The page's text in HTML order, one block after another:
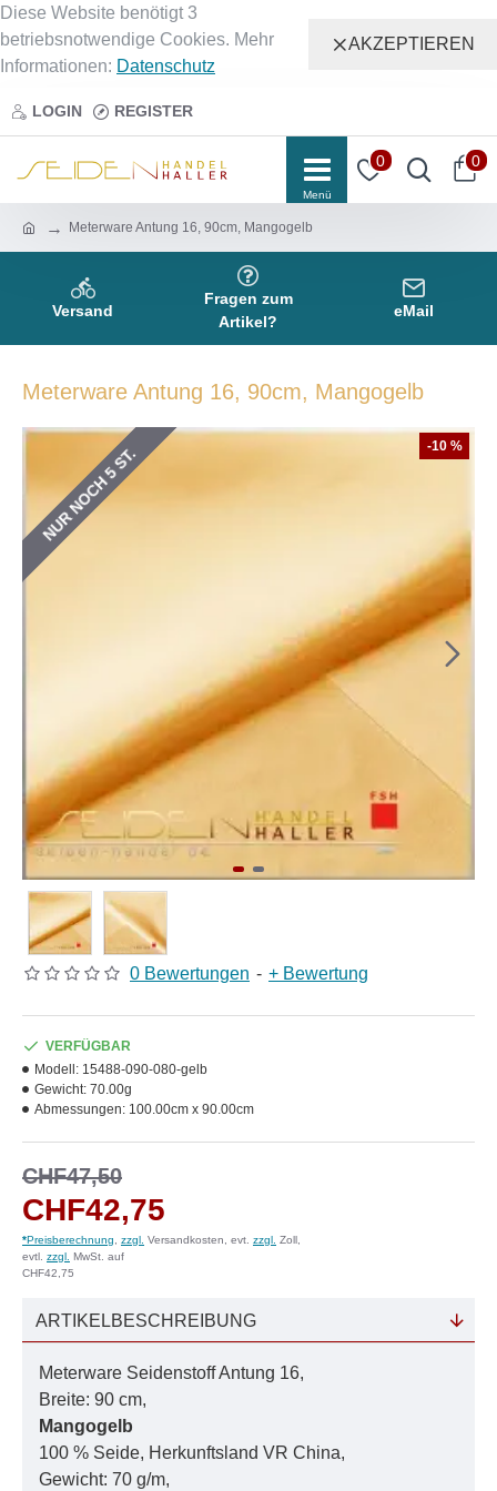
Diese Website benötigt 3
betriebsnotwendige Cookies. Mehr
Informationen: Datenschutz
AKZEPTIEREN
LOGIN REGISTER
0 0
Meterware Antung 16, 90cm, Mangogelb
Versand
Fragen zum
Artikel?
eMail
Meterware Antung 16, 90cm, Mangogelb
NUR NOCH 6 ST.
NUR NOCH 5 ST. -10 %
0 Bewertungen - + Bewertung
CHF42,75
CHF47,50
*Preisberechnung zzgl. Versandkosten, evt. zzgl. Zoll,
evtl. zzgl. MwSt. auf
CHF42,75
VERFÜGBAR
Modell: 15488-090-080-gelb
Gewicht: 70.00g
Abmessungen: 100.00cm x 90.00cm
ARTIKELBESCHREIBUNG
Meterware Seidenstoff Antung 16,
Breite: 90 cm,
Mangogelb
100 % Seide, Herkunftsland VR China,
Gewicht: 70 g/m,